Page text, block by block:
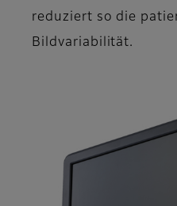
reduziert so die
Bildvariabilität.